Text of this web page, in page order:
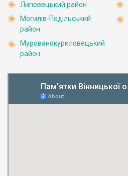
Липовецький район
Могилів-Подільський
район
Мурованокуриловецький
район